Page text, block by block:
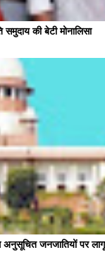
समुदाय की बेटी मोनालिसा
अनुसूचित जनजातियों पर